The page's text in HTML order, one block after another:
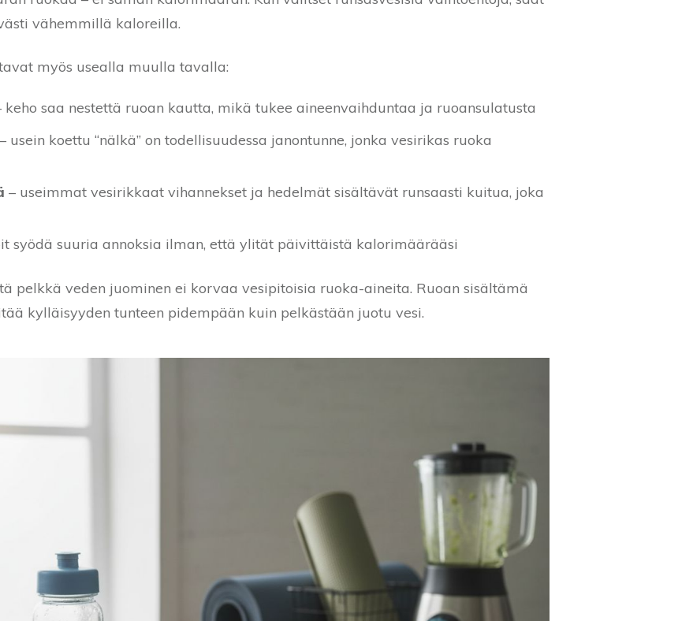
vähemmillä kaloreilla.
myös usealla muulla tavalla:
keho saa nestettä ruoan kautta, mikä tukee aineenvaihduntaa ja ruoansulatusta
– usein koettu “nälkä” on todellisuudessa janontunne, jonka vesirikas ruoka
– useimmat vesirikkaat vihannekset ja hedelmät sisältävät runsaasti kuitua, joka
syödä suuria annoksia ilman, että ylität päivittäistä kalorimäärääsi
pelkkä veden juominen ei korvaa vesipitoisia ruoka-aineita. Ruoan sisältämä
kylläisyyden tunteen pidempään kuin pelkästään juotu vesi.